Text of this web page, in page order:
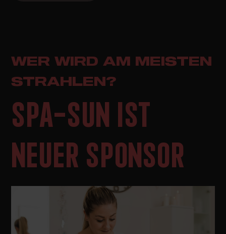
WER WIRD AM MEISTEN
STRAHLEN?
SPA-SUN IST
NEUER SPONSOR